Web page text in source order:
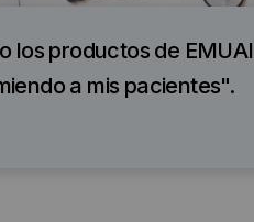
los productos de
a mis pacientes".